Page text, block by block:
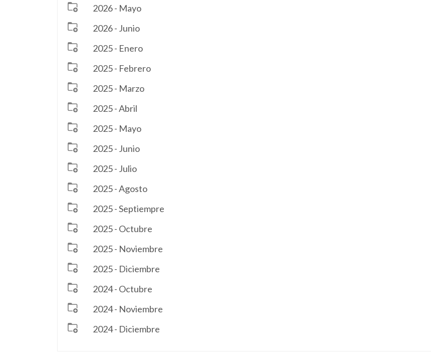
2026 - Mayo
2026 - Junio
2025 - Enero
2025 - Febrero
2025 - Marzo
2025 - Abril
2025 - Mayo
2025 - Junio
2025 - Julio
2025 - Agosto
2025 - Septiempre
2025 - Octubre
2025 - Noviembre
2025 - Diciembre
2024 - Octubre
2024 - Noviembre
2024 - Diciembre